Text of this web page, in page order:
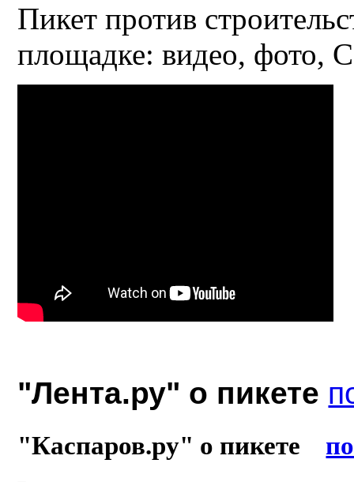
Пикет против
площадке: видео, фото,
"Лента.ру" о пикете
"Каспаров.ру" о пикете